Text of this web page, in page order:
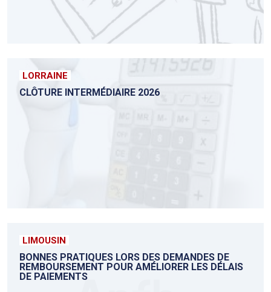
LORRAINE
CLÔTURE INTERMÉDIAIRE 2026
LIMOUSIN
BONNES PRATIQUES LORS DES DEMANDES DE
REMBOURSEMENT POUR AMÉLIORER LES DÉLAIS
DE PAIEMENTS